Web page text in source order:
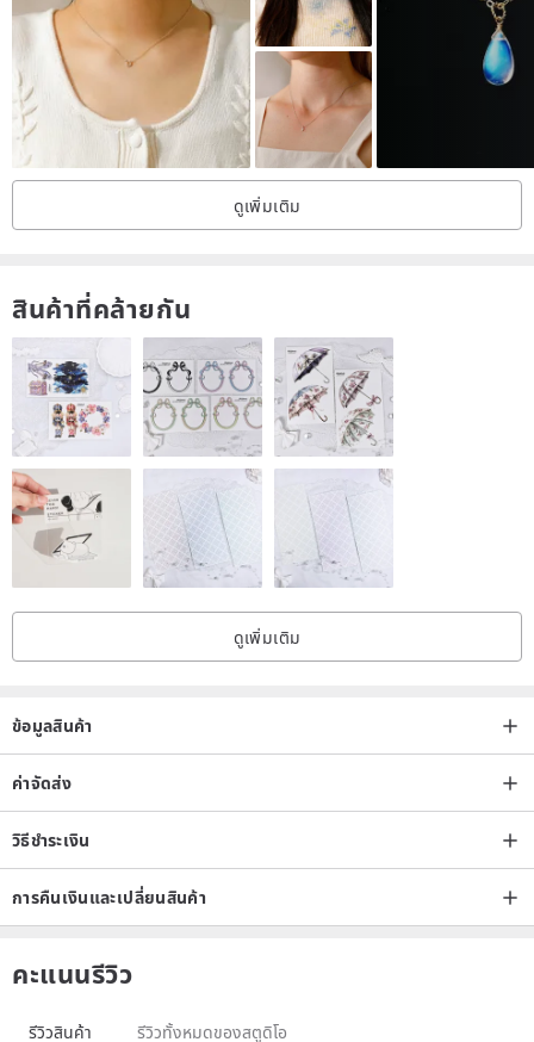
ดูเพิ่มเติม
สินค้าที่คล้ายกัน
ดูเพิ่มเติม
ข้อมูลสินค้า
ค่าจัดส่ง
วิธีชำระเงิน
การคืนเงินและเปลี่ยนสินค้า
คะแนนรีวิว
รีวิวสินค้า รีวิวทั้งหมดของสตูดิโอ